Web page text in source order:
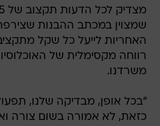
שמצוין במכתב ההבנות
האחריות לייעל כל שקל
רווחה מקסימלית של
משרדנו.
"בכל אופן, מבדיקה שלנו,